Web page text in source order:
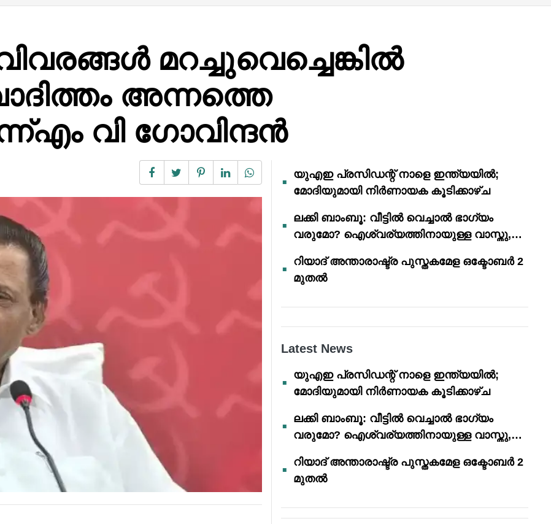
മറച്ചുവെച്ചെങ്കിൽ
അന്നത്തെ
വി ഗോവിന്ദൻ
യുഎഇ പ്രസിഡന്റ് നാളെ ഇന്ത്യയിൽ;
മോദിയുമായി നിർണായക കൂടിക്കാഴ്ച
ലക്കി ബാംബൂ: വീട്ടിൽ വെച്ചാൽ ഭാഗ്യം
വരുമോ? ഐശ്വര്യത്തിനായുള്ള വാസ്തു,
റിയാദ് അന്താരാഷ്ട്ര പുസ്തകമേള ഒക്ടോബർ 2
മുതൽ
Latest News
യുഎഇ പ്രസിഡന്റ് നാളെ ഇന്ത്യയിൽ;
മോദിയുമായി നിർണായക കൂടിക്കാഴ്ച
ലക്കി ബാംബൂ: വീട്ടിൽ വെച്ചാൽ ഭാഗ്യം
വരുമോ? ഐശ്വര്യത്തിനായുള്ള വാസ്തു,
റിയാദ് അന്താരാഷ്ട്ര പുസ്തകമേള ഒക്ടോബർ 2
മുതൽ